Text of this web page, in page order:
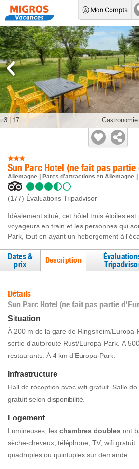
Sun Parc Hotel (ne fait pas partie
Allemagne Parcs d’attractions en Allemagne
(177) Évaluations Tripadvisor
Idéalement situé, cet hôtel trois étoiles est
voyageurs en train et les personnes qui
Park, tout en ayant un hébergement à
Gastronomie
3 17
Dates &
prix
Description
Détails
Sun Parc Hotel (ne fait pas partie
Situation
À 200 m de la gare de Ringsheim/Europa-
sortie d’autoroute Rust/Europa-Park. À
restaurants. À 4 km d’Europa-Park.
Infrastructure
Hall de réception avec wifi gratuit. Salle
gratuit selon disponibilité.
Logement
Lumineuses, les chambres doubles ont
sèche-cheveux, téléphone, TV, wifi gratuit.
quadruples ou quintuples sur demande.